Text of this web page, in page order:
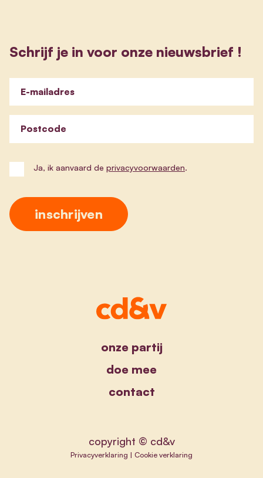
Schrijf je in voor onze nieuwsbrief !
E-mailadres
Postcode
Ja, ik aanvaard de privacyvoorwaarden.
onze partij
doe mee
contact
copyright © cd&v
Privacyverklaring | Cookie verklaring